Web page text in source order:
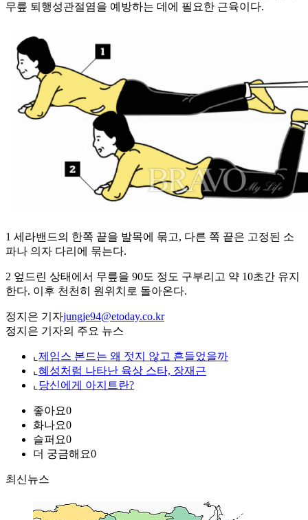
무릎 퇴행성관절염을 예방하는 데에 필요한 근육이다.
1 세라밴드의 한쪽 끝을 발목에 묶고, 다른 쪽 끝은 고정된 소
파나 의자 다리에 묶는다.
2 엎드린 상태에서 무릎을 90도 정도 구부리고 약 10초간 유지
한다. 이후 천천히 원위치로 돌아온다.
정지은 기자jungje94@etoday.co.kr
정지은 기자의 주요 뉴스
⌞ 제임스 본드는 왜 젓지 않고 흔들었을까
⌞ 혜성처럼 나타난 육상 스타, 장재근
⌞ 당신에게 아지트란?
좋아요0
화나요0
슬퍼요0
더 궁금해요0
최신뉴스